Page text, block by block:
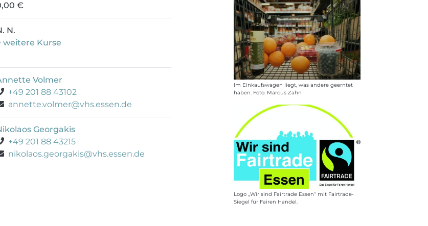
€
N.
weitere Kurse
Volmer
+49 201 88 43102
annette.volmer@vhs.essen.de
Georgakis
+49 201 88 43215
nikolaos.georgakis@vhs.essen.de
Im Einkaufswagen liegt, was andere geerntet
haben. Foto: Marcus Zahn
Logo „Wir sind Fairtrade Essen“ mit Fairtrade-
Siegel für Fairen Handel.